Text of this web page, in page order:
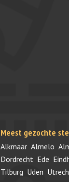
Meest gezochte
Alkmaar Almelo
Dordrecht Ede
Tilburg Uden